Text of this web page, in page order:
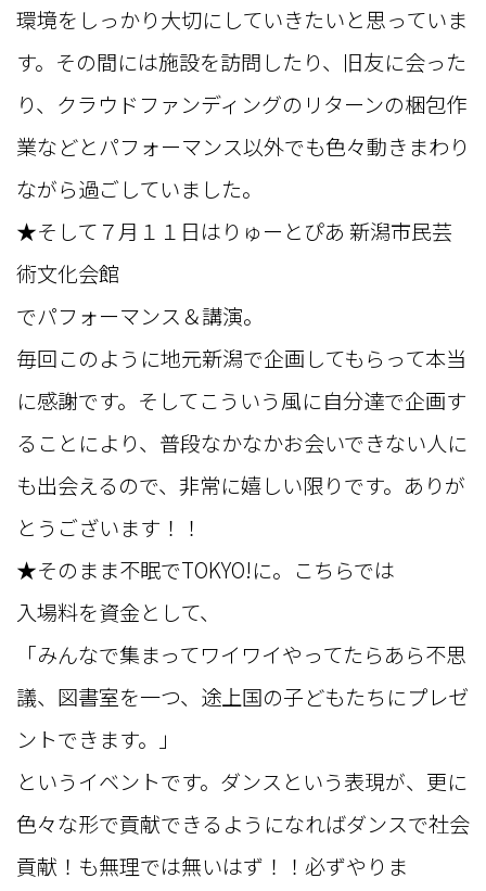
環境をしっかり大切にしていきたいと思っていま
す。その間には施設を訪問したり、旧友に会った
り、クラウドファンディングのリターンの梱包作
業などとパフォーマンス以外でも色々動きまわり
ながら過ごしていました。
★そして７月１１日はりゅーとぴあ 新潟市民芸
術文化会館
でパフォーマンス＆講演。
毎回このように地元新潟で企画してもらって本当
に感謝です。そしてこういう風に自分達で企画す
ることにより、普段なかなかお会いできない人に
も出会えるので、非常に嬉しい限りです。ありが
とうございます！！
★そのまま不眠でTOKYO!に。こちらでは
入場料を資金として、
「みんなで集まってワイワイやってたらあら不思
議、図書室を一つ、途上国の子どもたちにプレゼ
ントできます。」
というイベントです。ダンスという表現が、更に
色々な形で貢献できるようになればダンスで社会
貢献！も無理では無いはず！！必ずやりま